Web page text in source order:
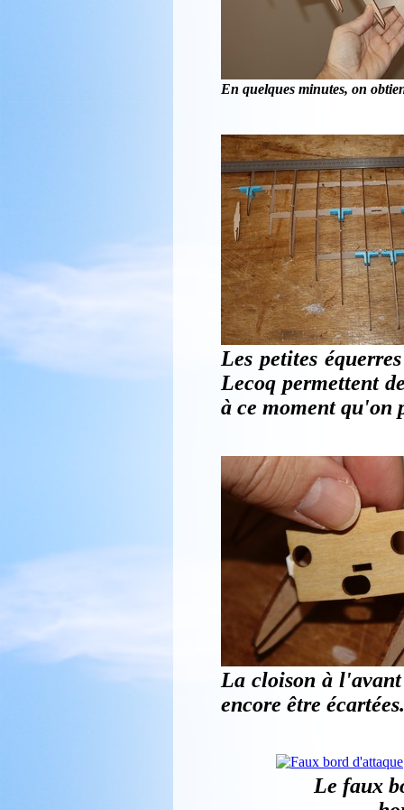
En quelques minutes, on
Les petites
Lecoq permettent
à ce moment qu'on
La cloison à l'avant
encore être
Le faux